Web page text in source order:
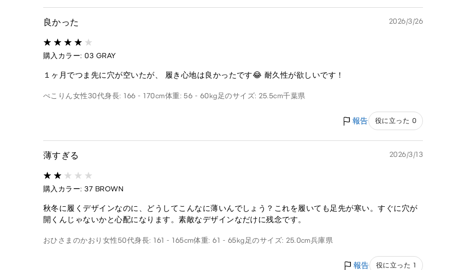
良かった 2026/3/26
購入カラー: 03 GRAY
１ヶ月でつま先に穴が空いたが、 履き心地は良かったです😂 耐久性が欲しいです！
ぺこりん女性30代身長: 166 - 170cm体重: 56 - 60kg足のサイズ: 25.5cm千葉県
報告 役に立った 0
薄すぎる 2026/3/13
購入カラー: 37 BROWN
秋冬に履くデザインなのに、どうしてこんなに薄いんでしょう？これを履いても足先が寒い。すぐに穴が
開くんじゃないかと心配になります。素敵なデザインなだけに残念です。
おひさまのかおり 女性50代身長: 161 - 165cm体重: 61 - 65kg足のサイズ: 25.0cm兵庫県
報告 役に立った 1